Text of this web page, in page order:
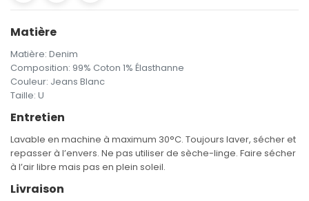
Matière
Matière: Denim
Composition: 99% Coton 1% Élasthanne
Couleur: Jeans Blanc
Taille: U
Entretien
Lavable en machine à maximum 30°C. Toujours laver, sécher et
repasser à l’envers. Ne pas utiliser de sèche-linge. Faire sécher
à l’air libre mais pas en plein soleil.
Livraison